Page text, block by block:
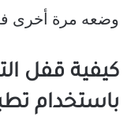
وضعه مرة أخرى
كيفية قفل
باستخدام